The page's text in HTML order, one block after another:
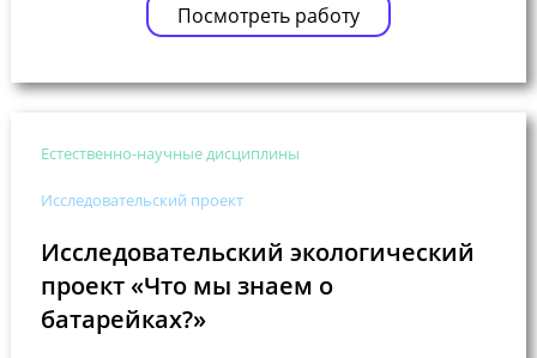
Посмотреть работу
Естественно-научные дисциплины
Исследовательский проект
Исследовательский экологический
проект «Что мы знаем о
батарейках?»